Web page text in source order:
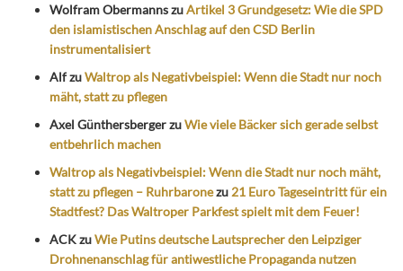
Wolfram ObermannszuArtikel 3 Grundgesetz: Wie die SPD
den islamistischen Anschlag auf den CSD Berlin
instrumentalisiert
AlfzuWaltrop als Negativbeispiel: Wenn die Stadt nur noch
mäht, statt zu pflegen
Axel GünthersbergerzuWie viele Bäcker sich gerade selbst
entbehrlich machen
Waltrop als Negativbeispiel: Wenn die Stadt nur noch mäht,
statt zu pflegen – Ruhrbaronezu 21 Euro Tageseintritt für ein
Stadtfest? Das Waltroper Parkfest spielt mit dem Feuer!
ACKzuWie Putins deutsche Lautsprecher den Leipziger
Drohnenanschlag für antiwestliche Propaganda nutzen